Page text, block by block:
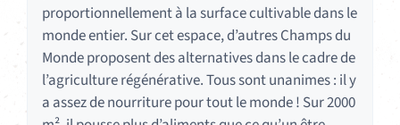
proportionnellement à la surface cultivable dans le
monde entier. Sur cet espace, d’autres Champs du
Monde proposent des alternatives dans le cadre de
l’agriculture régénérative. Tous sont unanimes : il y
a assez de nourriture pour tout le monde ! Sur 2000